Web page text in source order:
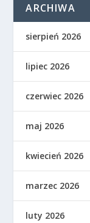
ARCHIWA
sierpień 2026
lipiec 2026
czerwiec 2026
maj 2026
kwiecień 2026
marzec 2026
luty 2026